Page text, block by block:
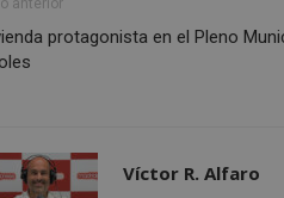
protagonista en el Pleno
Víctor R. Alfaro